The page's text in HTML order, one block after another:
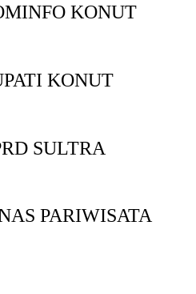
KONUT
KONUT
SULTRA
PARIWISATA